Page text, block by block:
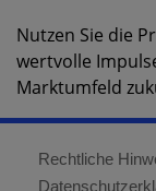
Nutzen Sie die
wertvolle
Marktumfeld
Rechtliche